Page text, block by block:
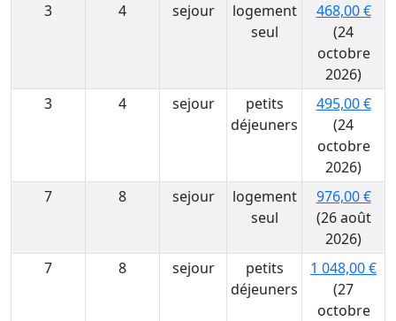
3
4 sejour
logement
seul
468,00 €
(24
octobre
2026)
3
4 sejour
petits
déjeuners
495,00 €
(24
octobre
2026)
7
8 sejour
logement
seul
976,00 €
(26 août
2026)
7
8 sejour
petits
déjeuners
1 048,00 €
(27
octobre